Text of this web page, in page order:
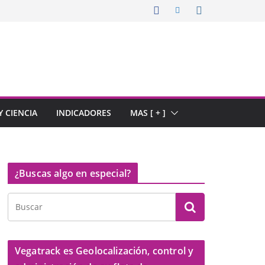
CIENCIA INDICADORES MAS [ + ]
¿Buscas algo en especial?
Vegatrack es Geolocalización, control y